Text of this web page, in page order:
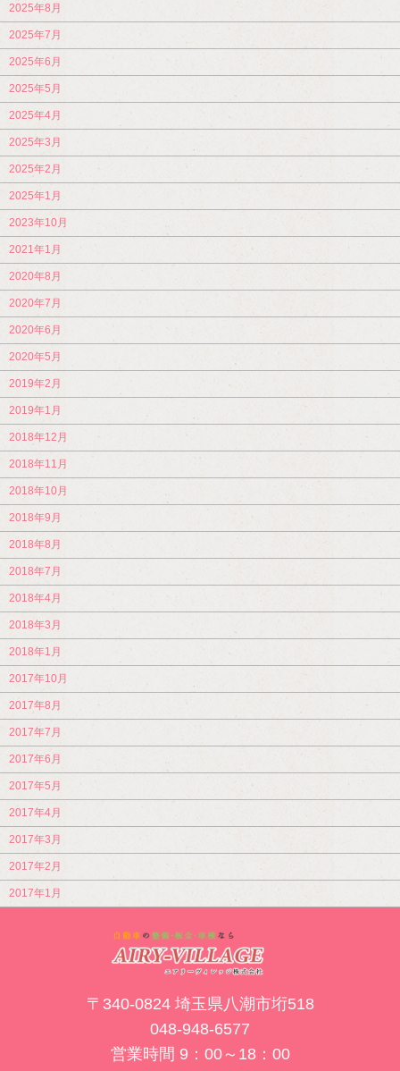
2025年8月
2025年7月
2025年6月
2025年5月
2025年4月
2025年3月
2025年2月
2025年1月
2023年10月
2021年1月
2020年8月
2020年7月
2020年6月
2020年5月
2019年2月
2019年1月
2018年12月
2018年11月
2018年10月
2018年9月
2018年8月
2018年7月
2018年4月
2018年3月
2018年1月
2017年10月
2017年8月
2017年7月
2017年6月
2017年5月
2017年4月
2017年3月
2017年2月
2017年1月
〒340-0824 埼玉県八潮市垳518
048-948-6577
営業時間 9：00～18：00